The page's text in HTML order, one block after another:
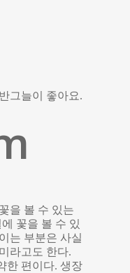
그늘이 좋아요.
을 볼 수 있는
꽃을 볼 수 있
는 부분은 사실
라고도 한다.
한 편이다. 생장